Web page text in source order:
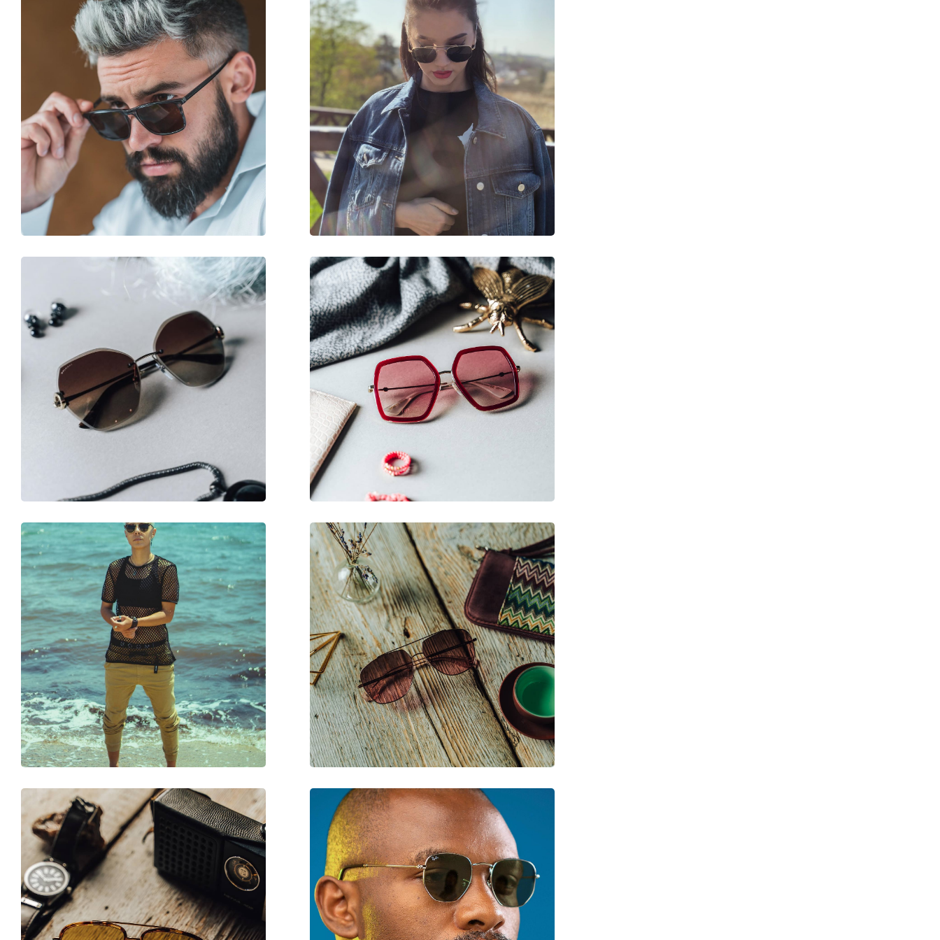
Σχήμα σκελετού:
Square
Χρώμα σκελετού:
Μαύρο
Πλαστικό
M
Μήκος σκελετού:
130 mm
Μήκος βραχίονα:
150 mm
Γέφυρα:
20 mm
Βάρος:
140 γρ
Ρυθμιζόμενα μαξιλάρια μύτης:
Όχι
Εύκαμπτη άρθρωση:
Ναι
Αξεσουάρ
Παρέχονται με θήκη:
Όχι
Πανί καθαρισμού:
Όχι
Τύπος:
Unisex
Κατηγορία:
Γυαλιά Ηλίου Επώνυμες Μάρκες
Μάρκα:
Izipizi
Χρήση:
Κωδικός Προϊόντος / Μοντέλο: